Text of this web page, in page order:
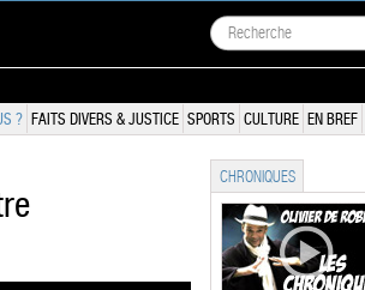
? FAITS DIVERS & JUSTICE SPORTS CULTURE EN BREF
CHRONIQUES